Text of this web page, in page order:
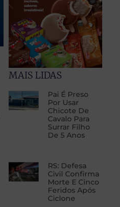
MAIS LIDAS
Pai É Preso
Por Usar
Chicote De
Cavalo Para
Surrar Filho
De 5 Anos
RS: Defesa
Civil Confirma
Morte E Cinco
Feridos Após
Ciclone